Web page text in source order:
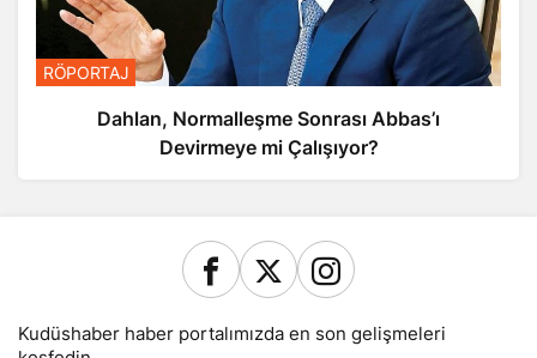
RÖPORTAJ
Dahlan, Normalleşme Sonrası Abbas’ı
Devirmeye mi Çalışıyor?
Kudüshaber haber portalımızda en son gelişmeleri